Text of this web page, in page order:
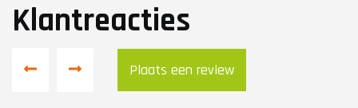
Klantreacties
Plaats een review